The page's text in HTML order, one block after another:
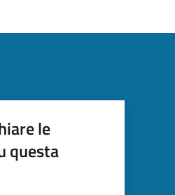
le
questa